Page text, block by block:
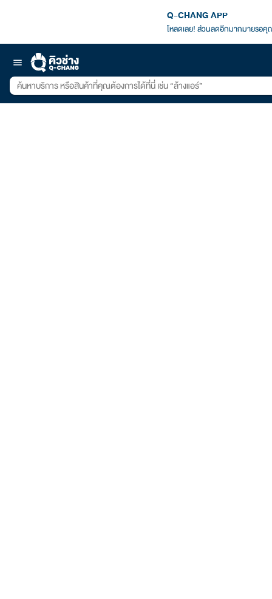
Q-CHANG APP
โหลดเลย! ส่วนลดอีกมากมายรอ
menu